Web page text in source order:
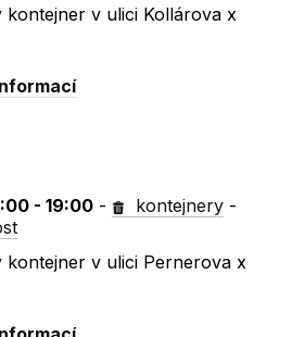
kontejner v ulici Kollárova x
- 19:00 - kontejnery -
kontejner v ulici Pernerova x